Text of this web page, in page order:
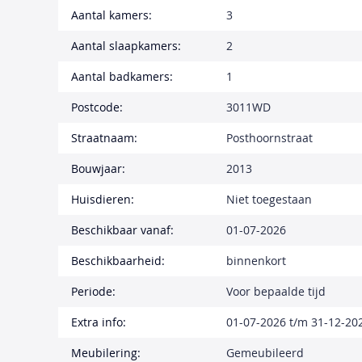
Aantal kamers:
3
Aantal slaapkamers:
2
Aantal badkamers:
1
Postcode:
3011WD
Straatnaam:
Posthoornstraat
Bouwjaar:
2013
Huisdieren:
Niet toegestaan
Beschikbaar vanaf:
01-07-2026
Beschikbaarheid:
binnenkort
Periode:
Voor bepaalde tijd
Extra info:
01-07-2026 t/m 31-12-
Meubilering:
Gemeubileerd